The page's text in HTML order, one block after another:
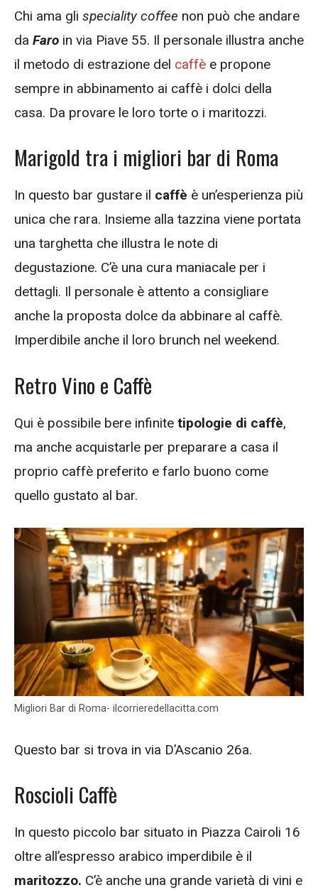
Chi ama gli speciality coffee non può che andare
da Faro in via Piave 55. Il personale illustra anche
il metodo di estrazione del caffè e propone
sempre in abbinamento ai caffè i dolci della
casa. Da provare le loro torte o i maritozzi.
Marigold tra i migliori bar di Roma
In questo bar gustare il caffè è un’esperienza più
unica che rara. Insieme alla tazzina viene portata
una targhetta che illustra le note di
degustazione. C’è una cura maniacale per i
dettagli. Il personale è attento a consigliare
anche la proposta dolce da abbinare al caffè.
Imperdibile anche il loro brunch nel weekend.
Retro Vino e Caffè
Qui è possibile bere infinite tipologie di caffè,
ma anche acquistarle per preparare a casa il
proprio caffè preferito e farlo buono come
quello gustato al bar.
Migliori Bar di Roma- ilcorrieredellacitta.com
Questo bar si trova in via D’Ascanio 26a.
Roscioli Caffè
In questo piccolo bar situato in Piazza Cairoli 16
oltre all’espresso arabico imperdibile è il
maritozzo. C’è anche una grande varietà di vini e